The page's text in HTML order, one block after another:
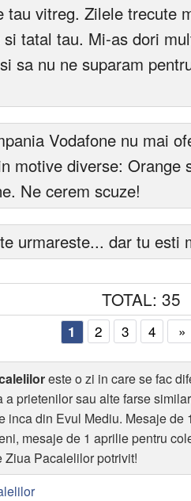
tau vitreg. Zilele trecute
tatal tau. Mi-as dori
sa nu ne suparam
Vodafone nu mai
motive diverse: Orange
Ne cerem scuze!
urmareste... dar tu esti
TOTAL: 35
1 2 3 4 »
este o zi in care se fac
a prietenilor sau alte farse
inca din Evul Mediu. Mesaje de
mesaje de 1 aprilie pentru
Ziua Pacalelilor potrivit!